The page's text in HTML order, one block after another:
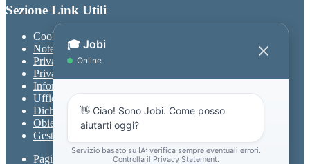
Sezione Link Utili
Cookie policy
Note legali
Privacy
Privacy Policy
Informativa Privacy chatbot Jobi
Ufficio Relazioni con il Pubblico
Dichiarazione di accessibilità
Obiettivi di accessibilità
Gestione consensi cookie
Pagina visualizzata704volte